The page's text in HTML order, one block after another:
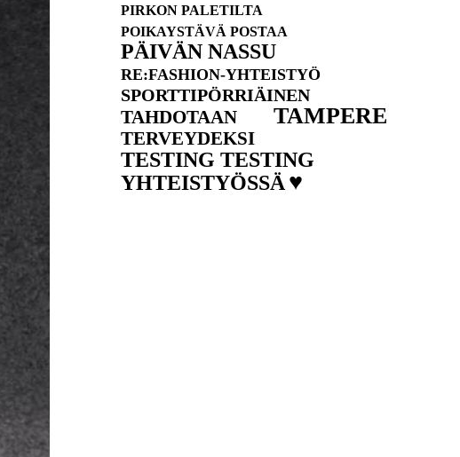
PIRKON PALETILTA
POIKAYSTÄVÄ POSTAA
PÄIVÄN NASSU
RE:FASHION-YHTEISTYÖ
SPORTTIPÖRRIÄINEN
TAHDOTAAN TAMPERE
TERVEYDEKSI
TESTING TESTING
YHTEISTYÖSSÄ♥